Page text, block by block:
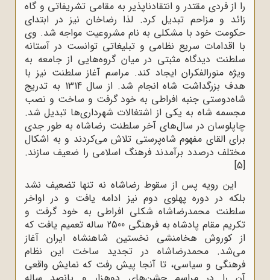
را از فردی مقتدر و انتقادناپذیر به مقامی تشریفاتی و گاه
زائد و مزاحم تبدیل کرد. لذا رضاخان نیز در ابتدای
حکومت خود با مشکلی به نام مشروعیت مواجه شد. وی
با اقدامات سریع نظامی و تبلیغاتی توانست در آستانه
سلطنت دیدگاه مثبتی در میان گروه‌هایی از جامعه به
‌ویژه منورالفکران ایجاد کند. مراسم آغاز سلطنت نیز با
هدف بزرگداشت شاه انجام شد. از سال 1314 به تدریج
شاه‌دوستی جنبه افراطی به خود گرفت و ساخت و نصب
مجسمه شاه به یکی از اشتغالات شهرداری‌ها تبدیل شد.
چاپلوسان در سال‌های آخر سلطنت رضاشاه به ‌طور جدی
برای القای مفهوم شاه‌پرستی تلاش می‌کردند و به اشکال
مختلف درصدد برآمدند فرهنگ اسلامی را ضعیف سازند.
[5]
این رویه پس از سقوط رضاشاه نه ‌تنها تضعیف نشد
بلکه در دوره پهلوی دوم نیز ادامه یافت و در اواخر
سلطنت محمدرضاشاه شکلی افراطی به خود گرفت و
تکریم مقام پادشاه به فرهنگی 2500 ساله تعمیم یافت که
از کوروش هخامنشی نخستین شاهنشاه ایران آغاز
می‌شد. محمدرضاشاه در تجدید ساخت این نظام
فرهنگی و سیاسی، تا آنجا پیش رفت که نمایش واقعی